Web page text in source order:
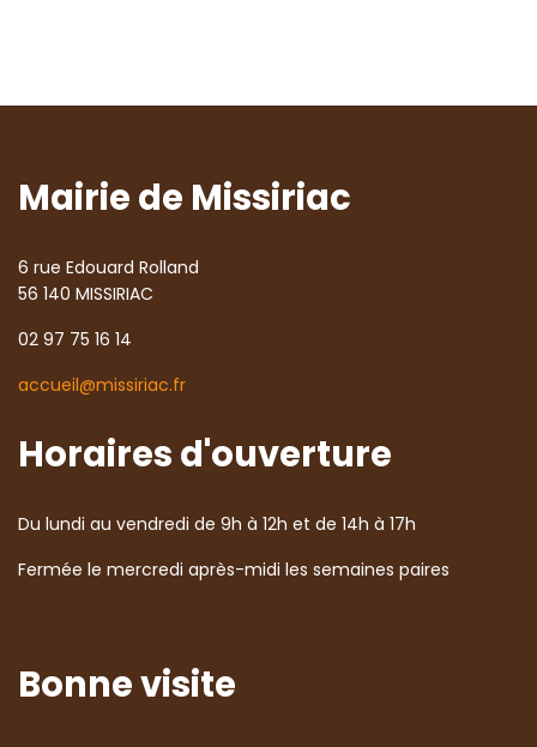
Mairie de Missiriac
6 rue Edouard Rolland
56 140 MISSIRIAC
02 97 75 16 14
accueil@missiriac.fr
Horaires d'ouverture
Du lundi au vendredi de 9h à 12h et de 14h à 17h
Fermée le mercredi après-midi les semaines paires
Bonne visite